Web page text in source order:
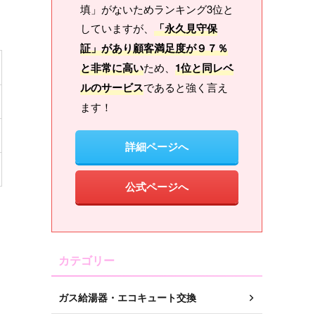
填」がないためランキング3位と
していますが、 「永久見守保
証」があり顧客満足度が９７％
と非常に高いため、 1位と同レベ
ルのサービスであると強く言え
ます！
詳細ページへ
公式ページへ
カテゴリー
ガス給湯器・エコキュート交換